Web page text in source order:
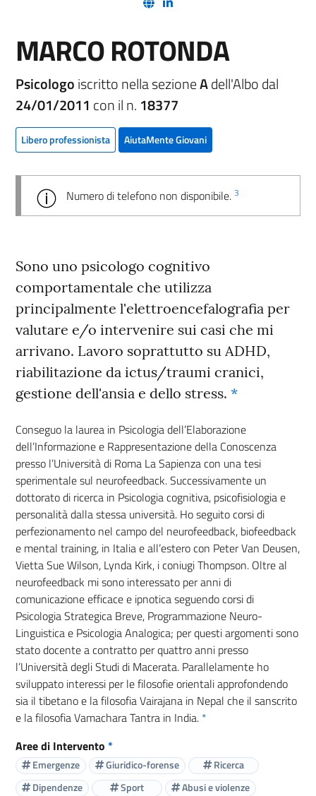
MARCO ROTONDA
Psicologoiscritto nella sezioneAdell'Albo dal
24/01/2011 con il n. 18377
Libero professionista AiutaMente Giovani
Numero di telefono non disponibile. 3
Sono uno psicologo cognitivo
comportamentale che utilizza
principalmente l'elettroencefalografia per
valutare e/o intervenire sui casi che mi
arrivano. Lavoro soprattutto su ADHD,
riabilitazione da ictus/traumi cranici,
gestione dell'ansia e dello stress. *
Conseguo la laurea in Psicologia dell’Elaborazione
dell’Informazione e Rappresentazione della Conoscenza
presso l’Università di Roma La Sapienza con una tesi
sperimentale sul neurofeedback. Successivamente un
dottorato di ricerca in Psicologia cognitiva, psicofisiologia e
personalità dalla stessa università. Ho seguito corsi di
perfezionamento nel campo del neurofeedback, biofeedback
e mental training, in Italia e all’estero con Peter Van Deusen,
Vietta Sue Wilson, Lynda Kirk, i coniugi Thompson. Oltre al
neurofeedback mi sono interessato per anni di
comunicazione efficace e ipnotica seguendo corsi di
Psicologia Strategica Breve, Programmazione Neuro-
Linguistica e Psicologia Analogica; per questi argomenti sono
stato docente a contratto per quattro anni presso
l’Università degli Studi di Macerata. Parallelamente ho
sviluppato interessi per le filosofie orientali approfondendo
sia il tibetano e la filosofia Vairajana in Nepal che il sanscrito
e la filosofia Vamachara Tantra in India. *
Aree di Intervento *
Emergenze Giuridico-forense
Ricerca
Dipendenze
Sport
Abusi e violenze